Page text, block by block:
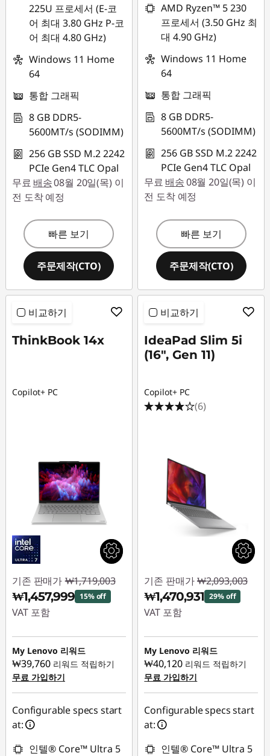
225U 프로세서 (E-코
어 최대 3.80 GHz P-코
어 최대 4.80 GHz)
Windows 11 Home
64
통합 그래픽
8 GB DDR5-
5600MT/s (SODIMM)
256 GB SSD M.2 2242
PCIe Gen4 TLC Opal
무료 배송08월 20일(목) 이
전 도착 예정
빠른 보기
주문제작(CTO)
AMD Ryzen™ 5 230
프로세서 (3.50 GHz 최
대 4.90 GHz)
Windows 11 Home
64
통합 그래픽
8 GB DDR5-
5600MT/s (SODIMM)
256 GB SSD M.2 2242
PCIe Gen4 TLC Opal
무료 배송08월 20일(목) 이
전 도착 예정
빠른 보기
주문제작(CTO)
비교하기
ThinkBook 14x
Copilot+ PC
기존 판매가 ₩1,719,003
₩1,457,999 15% off
VAT 포함
즉시 할인: :-
₩261,004
My Lenovo 리워드
₩39,760 리워드 적립하기
무료 가입하기
Configurable specs start
at:
인텔® Core™ Ultra 5
비교하기
IdeaPad Slim 5i
(16", Gen 11)
Copilot+ PC
(6)
기존 판매가 ₩2,093,003
₩1,470,931 29% off
VAT 포함
즉시 할인: :-
₩622,072
My Lenovo 리워드
₩40,120 리워드 적립하기
무료 가입하기
Configurable specs start
at:
인텔® Core™ Ultra 5